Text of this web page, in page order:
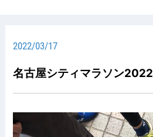
2022/03/17
名古屋シティマラソン2022